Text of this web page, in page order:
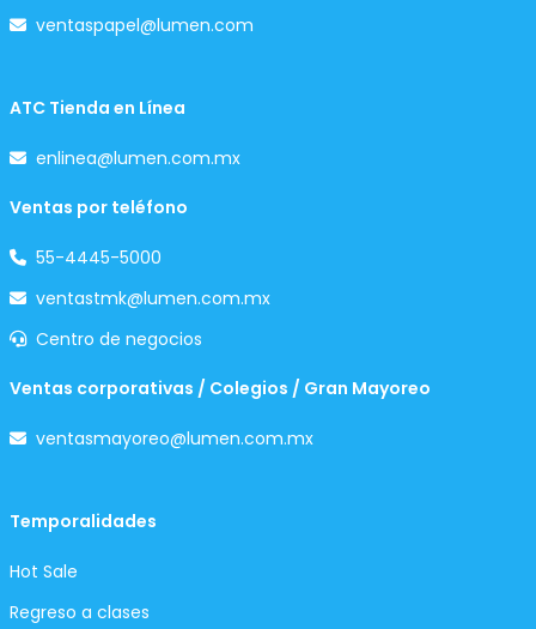
ventaspapel@lumen.com
ATC Tienda en Línea
enlinea@lumen.com.mx
Ventas por teléfono
55-4445-5000
ventastmk@lumen.com.mx
Centro de negocios
Ventas corporativas / Colegios / Gran Mayoreo
ventasmayoreo@lumen.com.mx
Temporalidades
Hot Sale
Regreso a clases